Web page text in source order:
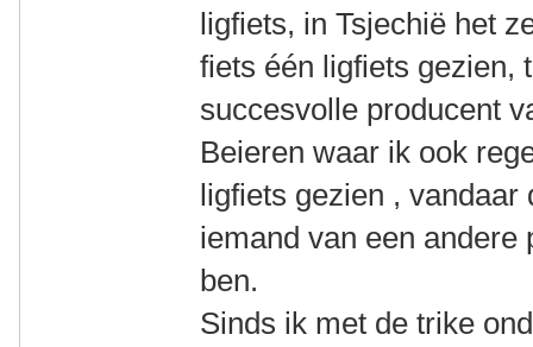
ligfiets, in Tsjechië het
fiets één ligfiets gezien,
succesvolle producent
Beieren waar ik ook
ligfiets gezien ,
iemand van een andere
ben.
Sinds ik met de trike